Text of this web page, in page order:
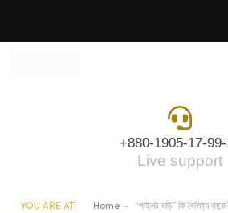
+880-1905-17-
Live support
YOU ARE AT: Home - “পাইলট ঘড়ি” কি বৈশিষ্ট্য